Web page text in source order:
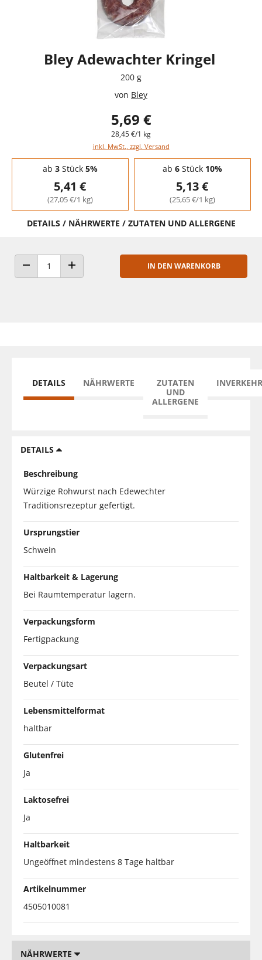
Bley Adewachter Kringel
200 g
von Bley
5,69 €
28,45 €/1 kg
inkl. MwSt., zzgl. Versand
Staffelpreise - Mengenrabatt
ab 3Stück 5%
5,41 €
(27,05 €/1 kg)
ab 6Stück 10%
5,13 €
(25,65 €/1 kg)
DETAILS / NÄHRWERTE / ZUTATEN UND ALLERGENE
ANZAHL VERRINGERNANZAHL ERHÖHEN
IN DEN WARENKORB
DETAILS NÄHRWERTE
ZUTATEN
UND
ALLERGENE
DETAILS
Beschreibung
Würzige Rohwurst nach Edewechter
Traditionsrezeptur gefertigt.
Ursprungstier
Schwein
Haltbarkeit & Lagerung
Bei Raumtemperatur lagern.
Verpackungsform
Fertigpackung
Verpackungsart
Beutel / Tüte
Lebensmittelformat
haltbar
Glutenfrei
Ja
Laktosefrei
Ja
Haltbarkeit
Ungeöffnet mindestens 8 Tage haltbar
Artikelnummer
4505010081
NÄHRWERTE